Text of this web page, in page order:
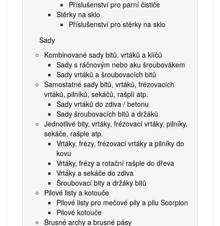
Příslušenství pro parní čističe
Stěrky na sklo
Příslušenství pro stěrky na sklo
Sady
Kombinované sady bitů, vrtáků a klíčů
Sady s ráčnovým nebo aku šroubovákem
Sady vrtáků a šroubovacích bitů
Samostatné sady bitů, vrtáků, frézovacích
vrtáků, pilníků, sekáčů, rašplí atp.
Sady vrtáků do zdiva / betonu
Sady šroubovacích bitů a držáků
Jednotlivé bity, vrtáky, frézovací vrtáky, pilníky,
sekáče, rašple atp.
Vrtáky. frézy, frézovací vrtáky a pilníky do
kovu
Vrtáky, frézy a rotační rašple do dřeva
Vrtáky a sekáče do zdiva
Šroubovací bity a držáky bitů
Pilové listy a kotouče
Pilové listy pro mečové pily a pilu Scorpion
Pilové kotouče
Brusné archy a brusné pásy